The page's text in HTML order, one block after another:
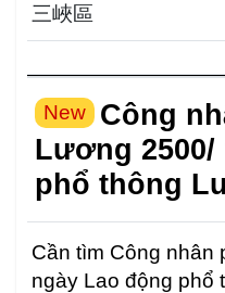
三峽區
New
Công
Lương 2500/
phổ thông
Cần tìm Công nhân phá dỡ Lương 2500/
ngày Lao động phổ thông Lương 1600/ ngày